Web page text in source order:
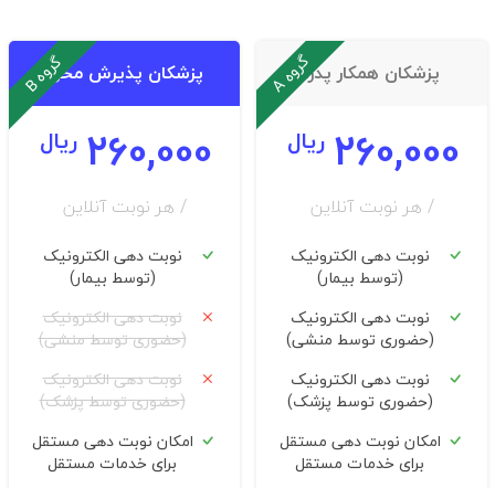
پزشکان همکار پدراگ
ر
و
ه
A
260,000 ریال
/ هر نوبت آنلاین
نوبت دهی الکترونیک
(توسط بیمار)
نوبت دهی الکترونیک
(حضوری توسط منشی)
نوبت دهی الکترونیک
(حضوری توسط پزشک)
امکان نوبت دهی مستقل
برای خدمات مستقل
پزشکان پذیرش محورگ
ر
و
ه
B
260,000 ریال
/ هر نوبت آنلاین
نوبت دهی الکترونیک
(توسط بیمار)
نوبت دهی الکترونیک
(حضوری توسط منشی)
نوبت دهی الکترونیک
(حضوری توسط پزشک)
امکان نوبت دهی مستقل
برای خدمات مستقل